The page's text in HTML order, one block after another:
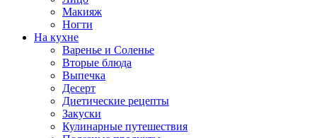
Макияж
Ногти
На кухне
Варенье и Соленье
Вторые блюда
Выпечка
Десерт
Диетические рецепты
Закуски
Кулинарные путешествия